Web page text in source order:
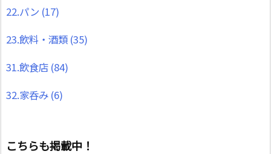
22.パン (17)
23.飲料・酒類 (35)
31.飲食店 (84)
32.家呑み (6)
こちらも掲載中！